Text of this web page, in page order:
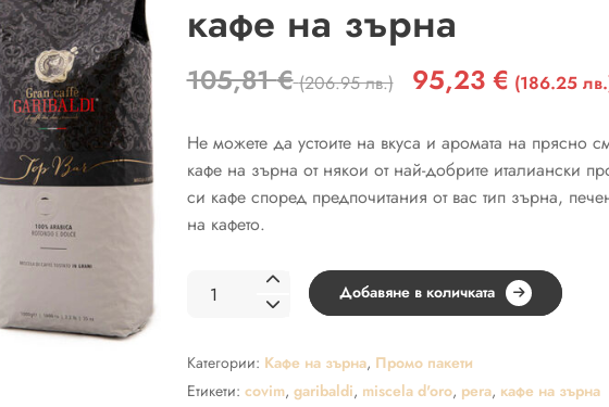
кафе на зърна
105,81€ (206.95 лв.)
Original
was:
105,81 €
(206.95
95,23 € (186.25
Не можете да устоите на вкуса и аромата на прясно
кафе на зърна от някои от най-добрите италиански
си кафе според предпочитания от вас тип зърна,
на кафето.
количество
комплект
ARABICA
Добавяне в количката
Категории: Кафе на зърна, Промо пакети
Етикети: covim, garibaldi, miscela d'oro, pera, кафе на зърна